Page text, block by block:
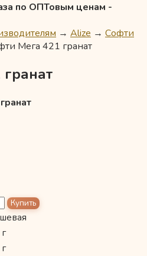
по ОПТовым ценам -
→ Alize → Софти
Мега 421 гранат